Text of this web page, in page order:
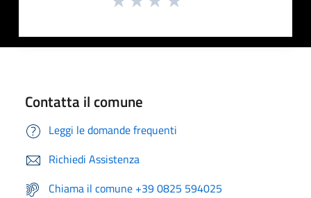
Contatta il comune
Leggi le domande frequenti
Richiedi Assistenza
Chiama il comune +39 0825 594025